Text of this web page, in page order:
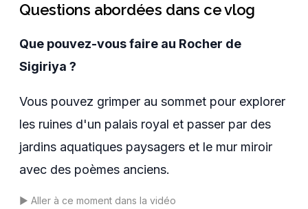
Questions abordées dans ce vlog
Que pouvez-vous faire au Rocher de
Sigiriya ?
Vous pouvez grimper au sommet pour explorer
les ruines d'un palais royal et passer par des
jardins aquatiques paysagers et le mur miroir
avec des poèmes anciens.
▶️ Aller à ce moment dans la vidéo